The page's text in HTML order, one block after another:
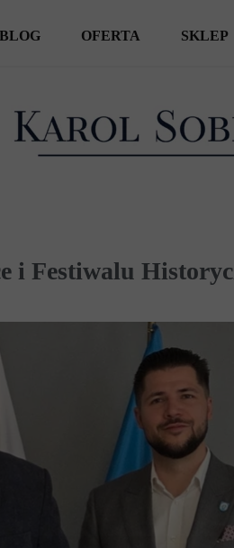
BLOG
SPOTKANIA AUTORSKIE
OFERTA SKLEP
i Festiwalu